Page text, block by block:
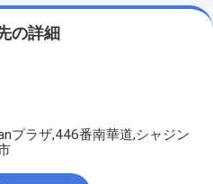
の詳細
プラザ,446番南華道,シャジン